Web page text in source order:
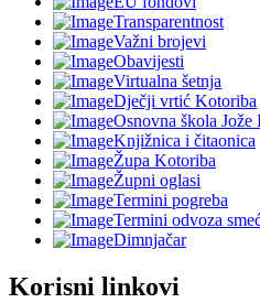
Transparentnost
Važni brojevi
Obavijesti
Virtualna šetnja
Dječji vrtić Kotoriba
Osnovna škola
Knjižnica i čitaonica
Župa Kotoriba
Župni oglasi
Termini pogreba
Termini odvoza
Dimnjačar
Korisni linkovi